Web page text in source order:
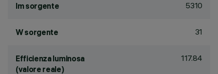
lm sorgente 5310
W sorgente 31
Efficienza luminosa
(valore reale)
117.84